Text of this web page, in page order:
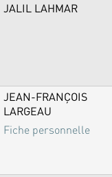
JALIL LAHMAR
JEAN-FRANÇOIS
LARGEAU
Fiche personnelle